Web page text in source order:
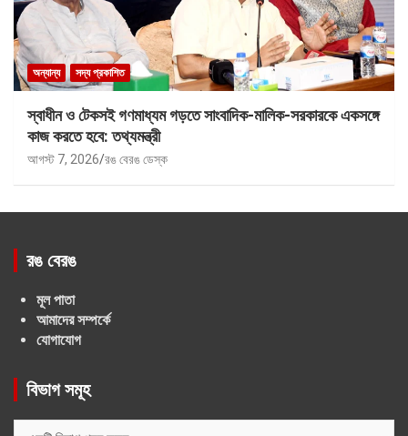
অন্যান্য সদ্য প্রকাশিত
স্বাধীন ও টেকসই গণমাধ্যম গড়তে সাংবাদিক-মালিক-সরকারকে একসঙ্গে
কাজ করতে হবে: তথ্যমন্ত্রী
আগস্ট 7, 2026 রঙ বেরঙ ডেস্ক
রঙ বেরঙ
মূল পাতা
আমাদের সম্পর্কে
যোগাযোগ
বিভাগ সমূহ